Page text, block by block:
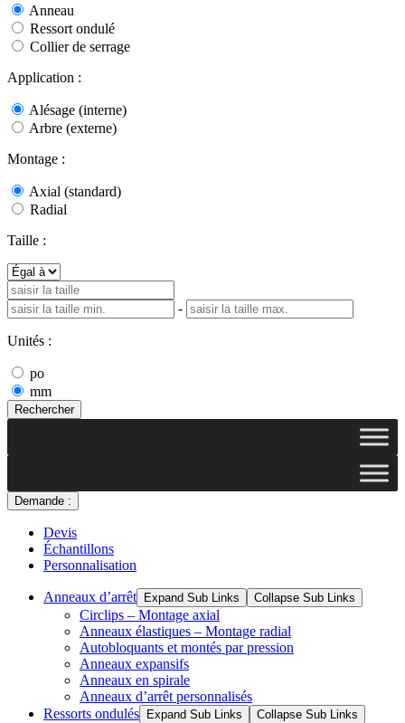
Anneau
Ressort ondulé
Collier de serrage
Application :
Alésage (interne)
Arbre (externe)
Montage :
Axial (standard)
Radial
Taille :
-
Unités :
po
mm
Rechercher
Demande :
Devis
Échantillons
Personnalisation
Anneaux d’arrêt Expand Sub Links Collapse Sub Links
Circlips – Montage axial
Anneaux élastiques – Montage radial
Autobloquants et montés par pression
Anneaux expansifs
Anneaux en spirale
Anneaux d’arrêt personnalisés
Ressorts ondulés
Expand Sub Links Collapse Sub Links